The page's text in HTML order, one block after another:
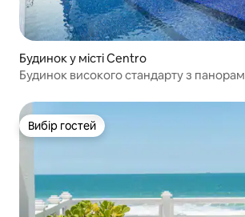
Будинок у місті Centro
Будинок високого стандарту з
Вибір гостей
Вибір гостей